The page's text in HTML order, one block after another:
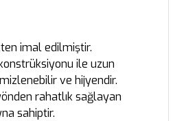
imal edilmiştir.
ile uzun
ve hijyendir.
rahatlık sağlayan
sahiptir.